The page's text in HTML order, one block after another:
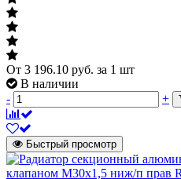
От 3 196.10 руб. за 1 шт
В наличии
-
+
Быстрый просмотр